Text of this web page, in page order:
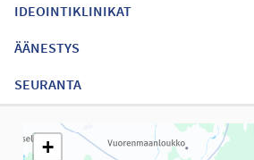
IDEOINTIKLINIKAT
ÄÄNESTYS
SEURANTA
Seuraavassa elementissä on kartta,
+